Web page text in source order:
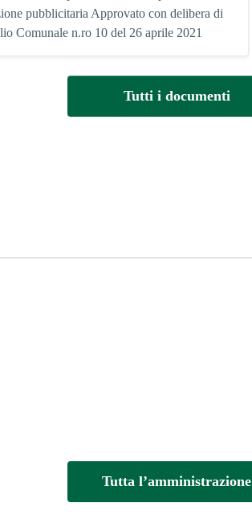
pubblicitaria Approvato con delibera di
Comunale n.ro 10 del 26 aprile 2021
Tutti i documenti
Tutta l’amministrazione